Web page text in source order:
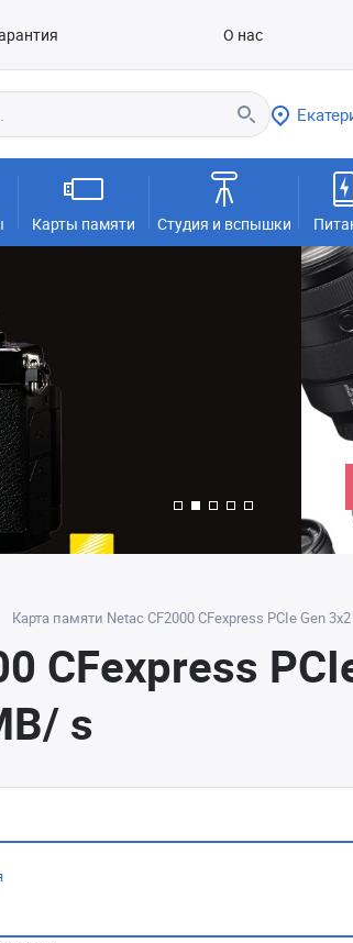
О нас
Карты памяти Студия и вспышки
Карта памяти Netac CF2000 CFexpress PCIe Gen
CFexpress
s